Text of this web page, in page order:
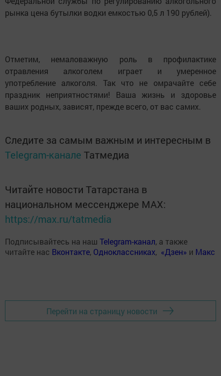
рынка цена бутылки водки емкостью 0,5 л 190 рублей).
Отметим, немаловажную роль в профилактике
отравления алкоголем играет и умеренное
употребление алкоголя. Так что не омрачайте себе
праздник неприятностями! Ваша жизнь и здоровье
ваших родных, зависят, прежде всего, от вас самих.
Следите за самым важным и интересным в
Telegram-канале Татмедиа
Читайте новости Татарстана в
национальном мессенджере MАХ:
https://max.ru/tatmedia
Подписывайтесь на наш Telegram-канал, а также
читайте нас Вконтакте, Одноклассниках, «Дзен» и Макс
Перейти на страницу новости